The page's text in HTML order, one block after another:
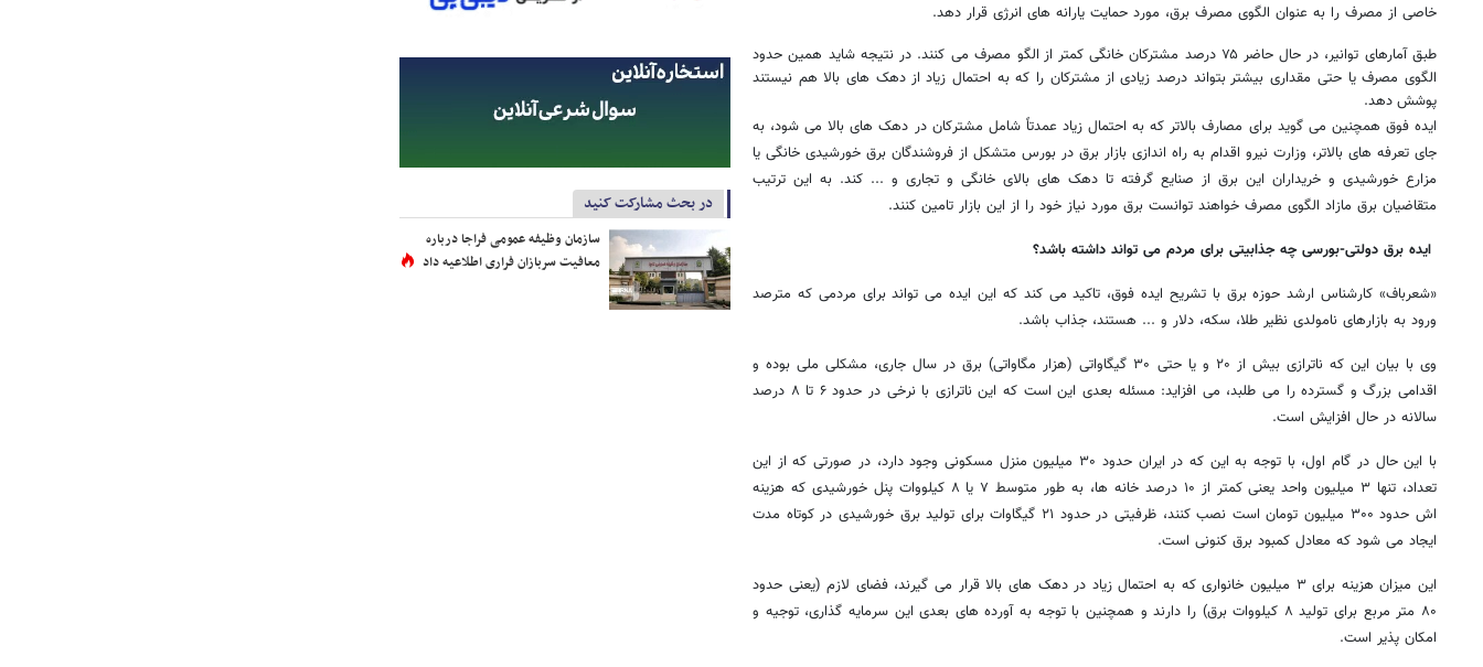
خاصی از مصرف را به عنوان الگوی مصرف برق، مورد حمایت یارانه های انرژی قرار دهد.
طبق آمارهای توانیر، در حال حاضر ۷۵ درصد مشترکان خانگی کمتر از الگو مصرف می کنند. در نتیجه شاید همین حدود
الگوی مصرف یا حتی مقداری بیشتر بتواند درصد زیادی از مشترکان را که به احتمال زیاد از دهک های بالا هم نیستند
پوشش دهد.
ایده فوق همچنین می گوید برای مصارف بالاتر که به احتمال زیاد عمدتاً شامل مشترکان در دهک های بالا می شود، به
جای تعرفه های بالاتر، وزارت نیرو اقدام به راه اندازی بازار برق در بورس متشکل از فروشندگان برق خورشیدی خانگی یا
مزارع خورشیدی و خریداران این برق از صنایع گرفته تا دهک های بالای خانگی و تجاری و ... کند. به این ترتیب
متقاضیان برق مازاد الگوی مصرف خواهند توانست برق مورد نیاز خود را از این بازار تامین کنند.
ایده برق دولتی-بورسی چه جذابیتی برای مردم می تواند داشته باشد؟
«شعرباف» کارشناس ارشد حوزه برق با تشریح ایده فوق، تاکید می کند که این ایده می تواند برای مردمی که مترصد
ورود به بازارهای نامولدی نظیر طلا، سکه، دلار و ... هستند، جذاب باشد.
وی با بیان این که ناترازی بیش از ۲۰ و یا حتی ۳۰ گیگاواتی (هزار مگاواتی) برق در سال جاری، مشکلی ملی بوده و
اقدامی بزرگ و گسترده را می طلبد، می افزاید: مسئله بعدی این است که این ناترازی با نرخی در حدود ۶ تا ۸ درصد
سالانه در حال افزایش است.
با این حال در گام اول، با توجه به این که در ایران حدود ۳۰ میلیون منزل مسکونی وجود دارد، در صورتی که از این
تعداد، تنها ۳ میلیون واحد یعنی کمتر از ۱۰ درصد خانه ها، به طور متوسط ۷ یا ۸ کیلووات پنل خورشیدی که هزینه
اش حدود ۳۰۰ میلیون تومان است نصب کنند، ظرفیتی در حدود ۲۱ گیگاوات برای تولید برق خورشیدی در کوتاه مدت
ایجاد می شود که معادل کمبود برق کنونی است.
این میزان هزینه برای ۳ میلیون خانواری که به احتمال زیاد در دهک های بالا قرار می گیرند، فضای لازم (یعنی حدود
۸۰ متر مربع برای تولید ۸ کیلووات برق) را دارند و همچنین با توجه به آورده های بعدی این سرمایه گذاری، توجیه و
امکان پذیر است.
در بحث مشارکت کنید
سازمان وظیفه عمومی فراجا درباره
معافیت سربازان فراری اطلاعیه داد